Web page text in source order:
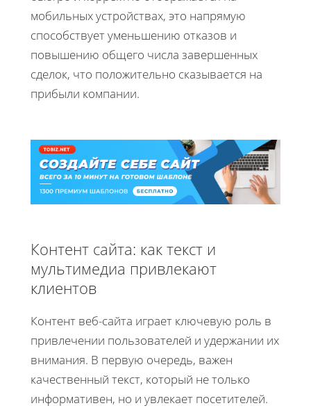
мобильных устройствах, это напрямую
способствует уменьшению отказов и
повышению общего числа завершенных
сделок, что положительно сказывается на
прибыли компании.
Контент сайта: как текст и
мультимедиа привлекают
клиентов
Контент веб-сайта играет ключевую роль в
привлечении пользователей и удержании их
внимания. В первую очередь, важен
качественный текст, который не только
информативен, но и увлекает посетителей.